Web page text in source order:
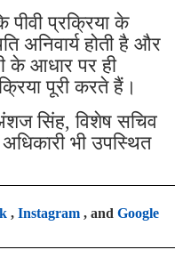
पीवी प्रक्रिया के
अनिवार्य होती है और
के आधार पर ही
पूरी करते हैं।
सिंह, विशेष सचिव
भी उपस्थित
, Instagram, and Google